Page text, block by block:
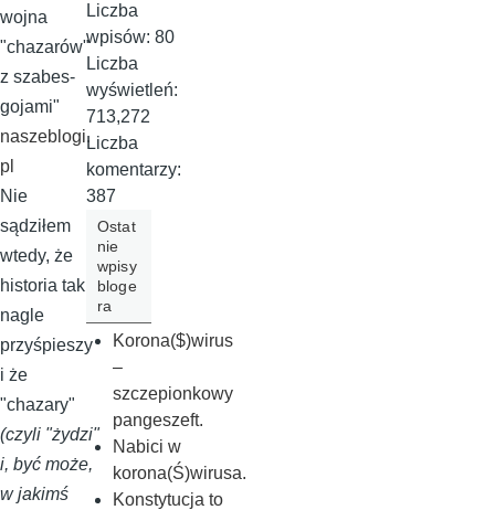
wojna
"chazarów"
z szabes-
gojami"
naszeblogi.
pl
Nie
sądziłem
wtedy, że
historia tak
nagle
przyśpieszy
i że
"chazary"
(czyli "żydzi"
i, być może,
w jakimś
Liczba
wpisów: 80
Liczba
wyświetleń:
713,272
Liczba
komentarzy:
387
Ostat
nie
wpisy
bloge
ra
Korona($)wirus
–
szczepionkowy
pangeszeft.
Nabici w
korona(Ś)wirusa.
Konstytucja to